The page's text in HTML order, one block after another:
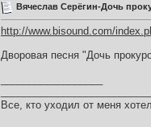
Вячеслав Серёгин-Дочь
http://www.bisound.com/
Дворовая песня "Дочь
Все, кто уходил от меня